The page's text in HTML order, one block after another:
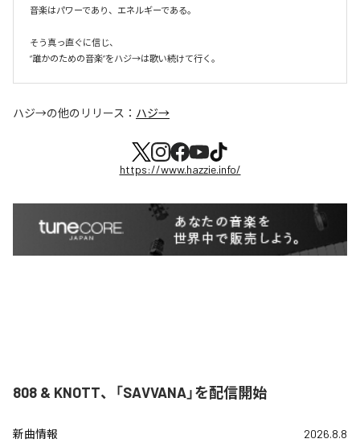
音楽はパワーであり、エネルギーである。
そう真っ直ぐに信じ、
ハジ→の他のリリース： ハジ→
https://www.hazzie.info/
808 & KNOTT、「SAVVANA」を配信開始
新曲情報 2026.8.8